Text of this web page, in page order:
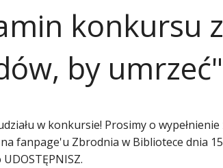
konkursu
by umrzeć"
w konkursie! Prosimy o
fanpage'u Zbrodnia w Bibliotece dnia